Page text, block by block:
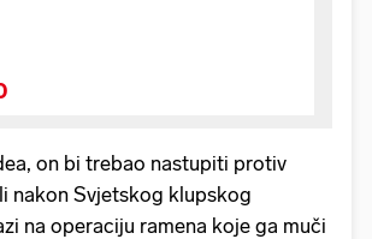
on bi trebao nastupiti protiv
nakon Svjetskog klupskog
na operaciju ramena koje ga muči